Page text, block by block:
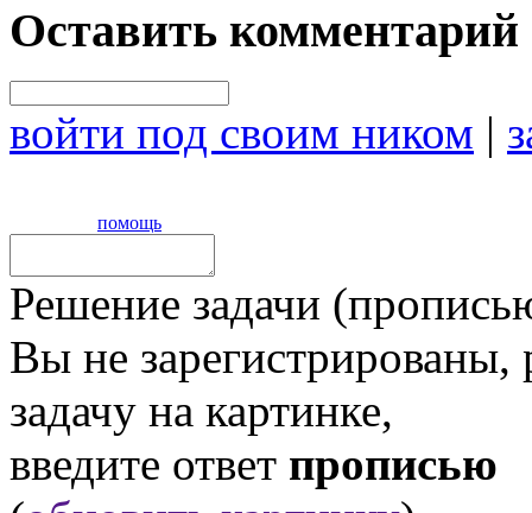
Оставить комментарий
войти под своим ником |
помощь
Решение задачи
Вы не
задачу на картинке,
введите ответ прописью